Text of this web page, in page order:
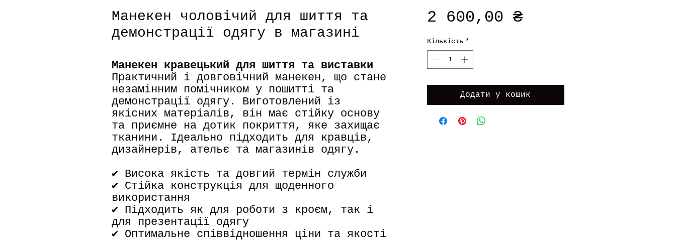
Манекен чоловічий для шиття та
демонстрації одягу в магазині
Манекен кравецький для шиття та виставки
Практичний і довговічний манекен, що стане
незамінним помічником у пошитті та
демонстрації одягу. Виготовлений із
якісних матеріалів, він має стійку основу
та приємне на дотик покриття, яке захищає
тканини. Ідеально підходить для кравців,
дизайнерів, ательє та магазинів одягу.
✔ Висока якість та довгий термін служби
✔ Стійка конструкція для щоденного
використання
✔ Підходить як для роботи з кроєм, так і
для презентації одягу
✔ Оптимальне співвідношення ціни та якості
2 600,00 ₴Ціна
Кількість *
Додати у кошик